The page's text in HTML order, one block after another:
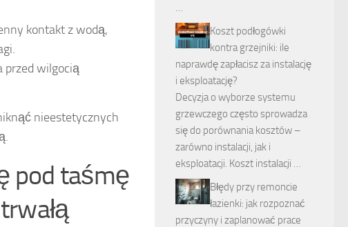
kontakt z wodą,
przed wilgocią
nieestetycznych
pod taśmę
…
Koszt podłogówki
kontra grzejniki: ile
naprawdę zapłacisz za instalację
i eksploatację?
Decyzja o wyborze systemu
grzewczego często sprowadza
się do porównania kosztów –
zarówno instalacji, jak i
eksploatacji. Koszt instalacji …
Błędy przy remoncie
łazienki: jak rozpoznać
przyczyny i zaplanować prace